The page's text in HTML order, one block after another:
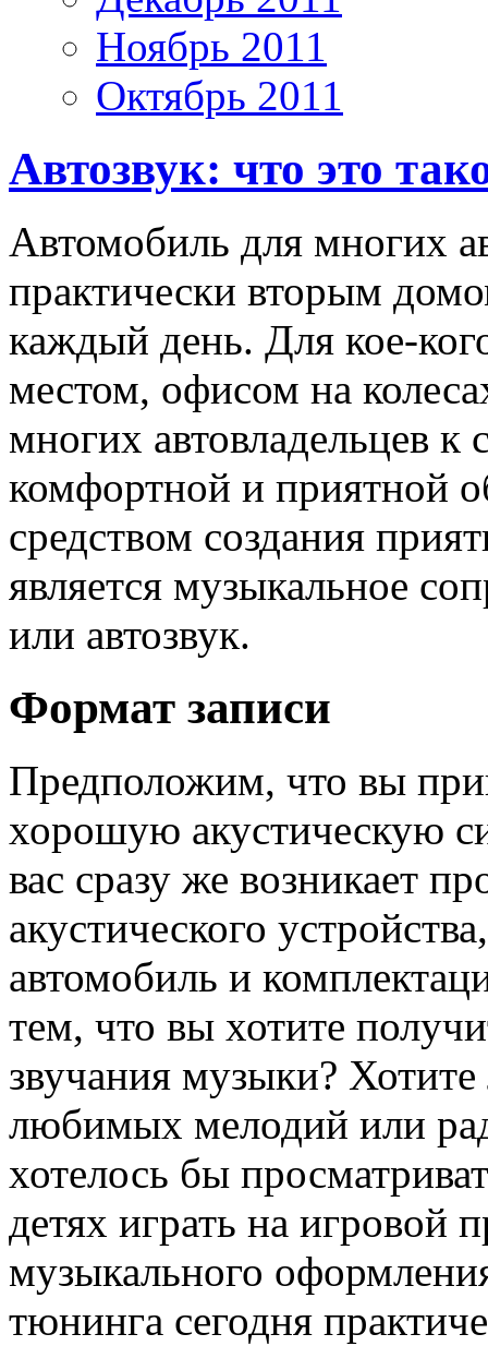
Ноябрь 2011
Октябрь 2011
Автозвук: что это
Автомобиль для многих
практически вторым
каждый день. Для кое-
местом, офисом на
многих автовладельцев
комфортной и приятной
средством создания
является музыкальное
или автозвук.
Формат записи
Предположим, что вы
хорошую акустическую
вас сразу же возникает
акустического
автомобиль и
тем, что вы хотите
звучания музыки?
любимых мелодий или
хотелось бы
детях играть на игровой
музыкального
тюнинга сегодня